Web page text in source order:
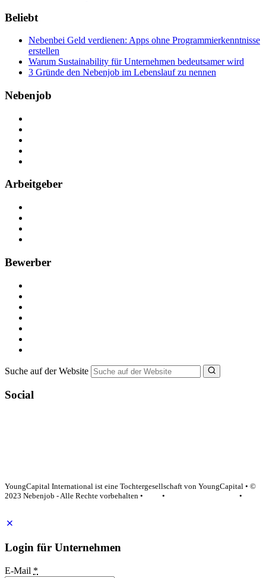
Beliebt
Nebenbei Geld verdienen: Apps ohne Programmierkenntnisse
erstellen
Warum Sustainability für Unternehmen bedeutsamer wird
3 Gründe den Nebenjob im Lebenslauf zu nennen
Nebenjob
Arbeitgeber
Bewerber
Suche auf der Website
Social
YoungCapital International ist eine Tochtergesellschaft von YoungCapital • ©
2023 Nebenjob - Alle Rechte vorbehalten •
•
•
Login für Unternehmen
E-Mail *